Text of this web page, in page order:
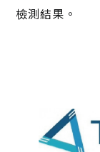
檢測結果。